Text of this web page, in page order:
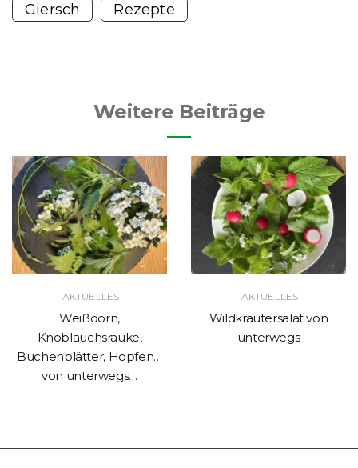
Giersch Rezepte
Weitere Beiträge
AKTUELLES
Weißdorn,
Knoblauchsrauke,
Buchenblätter, Hopfen…
von unterwegs…
AKTUELLES
Wildkräutersalat von
unterwegs